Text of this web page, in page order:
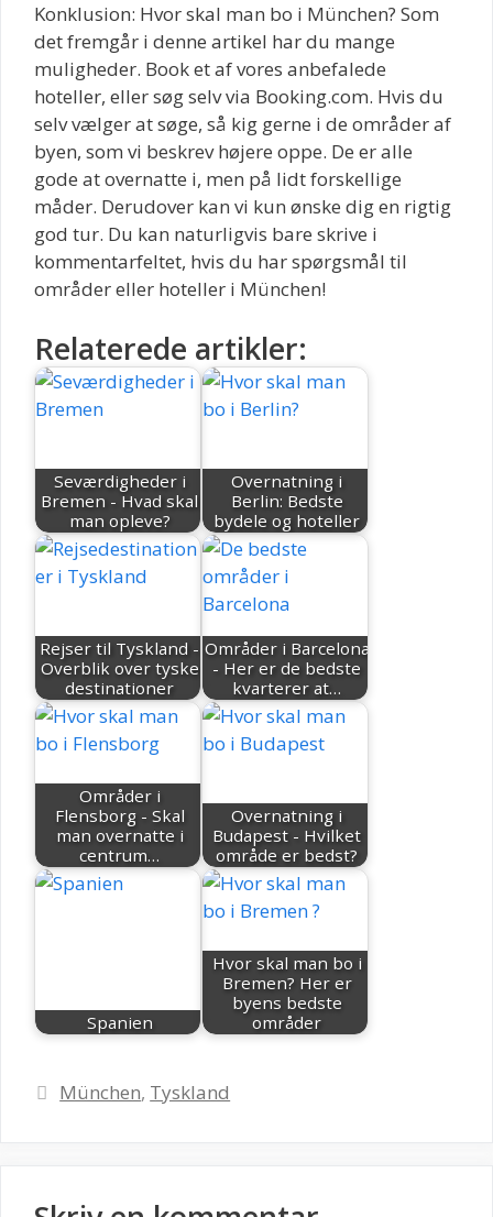
Konklusion: Hvor skal man bo i München? Som
det fremgår i denne artikel har du mange
muligheder. Book et af vores anbefalede
hoteller, eller søg selv via Booking.com. Hvis du
selv vælger at søge, så kig gerne i de områder af
byen, som vi beskrev højere oppe. De er alle
gode at overnatte i, men på lidt forskellige
måder. Derudover kan vi kun ønske dig en rigtig
god tur. Du kan naturligvis bare skrive i
kommentarfeltet, hvis du har spørgsmål til
områder eller hoteller i München!
Relaterede artikler:
Seværdigheder i
Bremen - Hvad skal
man opleve?
Overnatning i
Berlin: Bedste
bydele og hoteller
Rejser til Tyskland -
Overblik over tyske
destinationer
Områder i Barcelona
- Her er de bedste
kvarterer at…
Områder i
Flensborg - Skal
man overnatte i
centrum…
Overnatning i
Budapest - Hvilket
område er bedst?
Spanien
Hvor skal man bo i
Bremen? Her er
byens bedste
områder
Kategorier
München, Tyskland